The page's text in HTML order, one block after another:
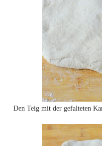
Den Teig mit der gefalteten